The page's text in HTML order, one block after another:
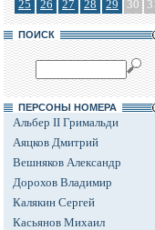
25
26 27 28 29 30
ПОИСК
ПЕРСОНЫ НОМЕРА
Альбер II Гримальди
Аяцков Дмитрий
Вешняков Александр
Дорохов Владимир
Калякин Сергей
Касьянов Михаил